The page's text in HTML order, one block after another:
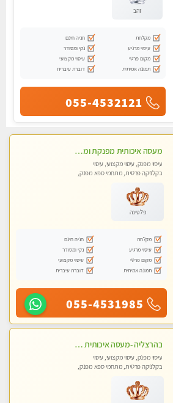
זהב
מקלחת
חניה חינם
עיסוי מרגיע
נקי ומסודר
מקום פרטי
עיסוי מקצועי
תמונה אמיתית
דוברת עיברית
055-4532121
מעסה איכותית מפנקת ומקצועית לעיסוי חלומי ..... בהוד השרון
עיסוי מפנק, עיסוי מקצועי, עיסוי
בקלניקה פרטית, מתחמי ספא מפנק,
פלטינה
מקלחת
חניה חינם
עיסוי מרגיע
נקי ומסודר
מקום פרטי
עיסוי מקצועי
תמונה אמיתית
דוברת עיברית
055-4531985
בהרצליה -מעסה איכותית מקצועית ומפנקת. פרטי לחלוטין !טל-053-6214433
עיסוי מפנק, עיסוי מקצועי, עיסוי
בקלניקה פרטית, מתחמי ספא מפנק,